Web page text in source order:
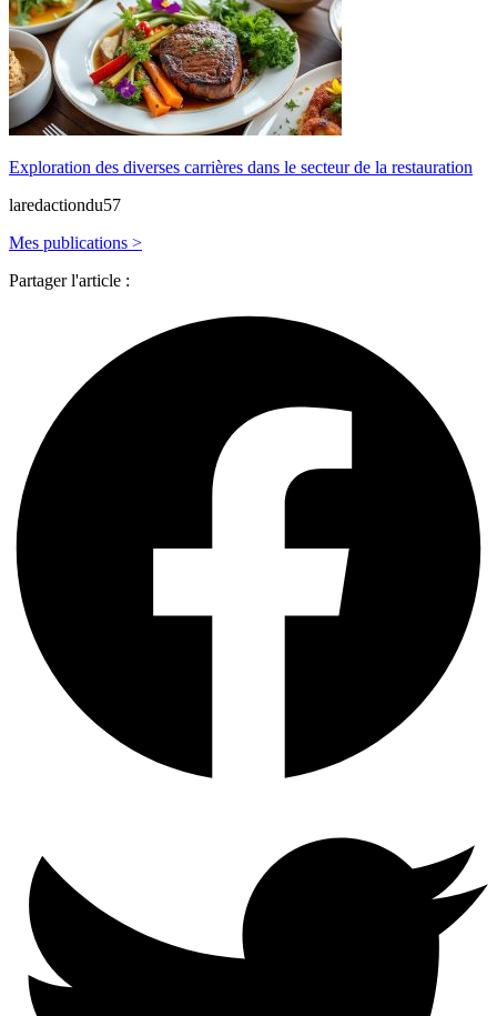
Exploration des diverses carrières dans le secteur de la restauration
laredactiondu57
Mes publications >
Partager l'article :